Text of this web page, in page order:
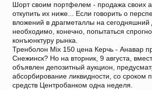
Шорт своим портфелем - продажа своих
откупить их ниже... Если говорить о
вложений в драгметаллы на сегодняшний
необходимо, конечно, попытаться
конъюнктуру рынка.
Тренболон Mix 150 цена Керчь - Анавар
Снежинск? Но на вторник, 9 августа,
объявлен депозитный аукцион,
абсорбирование ликвидности, со сроком
средств Центробанком одна неделя.